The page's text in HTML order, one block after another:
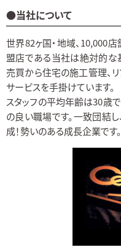
●当社について
世界82ヶ国・地域、10,000
盟店である当社は絶対的な
売買から住宅の施工管理、
サービスを手掛けています。
スタッフの平均年齢は30歳
の良い職場です。一致団結
成！勢いのある成長企業です。